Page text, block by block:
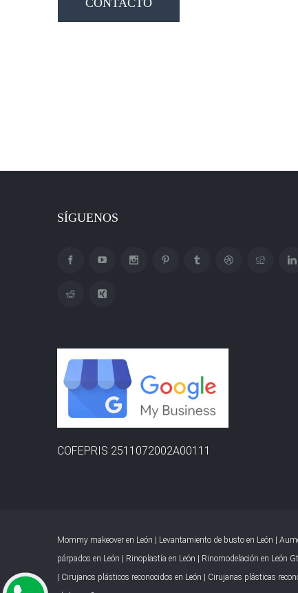
CONTACTO
SÍGUENOS
COFEPRIS 2511072002A00111
Mommy makeover en León Levantamiento de busto en León
párpados en León
Rinoplastía en León Rinomodelación en León
Cirujanos plásticos reconocidos en León Cirujanas plásticas